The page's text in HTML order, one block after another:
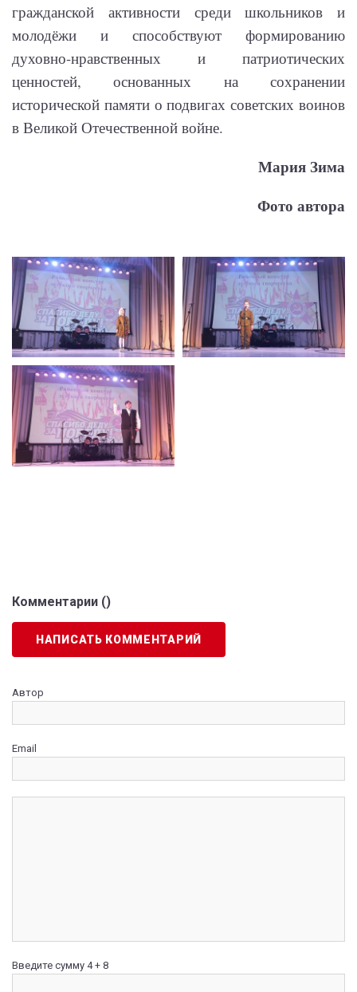
гражданской активности среди школьников и
молодёжи и способствуют формированию
духовно-нравственных и патриотических
ценностей, основанных на сохранении
исторической памяти о подвигах советских воинов
в Великой Отечественной войне.
Мария Зима
Фото автора
Комментарии ()
НАПИСАТЬ КОММЕНТАРИЙ
Автор
Email
Введите сумму 4 + 8